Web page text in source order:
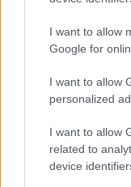
I want to allow
Google for
I want to allow
personalized
I want to allow
related to
device
Ίντερ
Ο Λουτσέσκου
Παπαγιάννης που